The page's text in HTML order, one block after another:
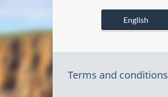
English
Terms and conditions